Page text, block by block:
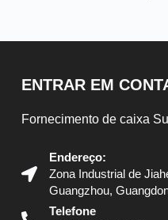
ENTRAR EM
Fornecimento de caixa
Endereço:
Zona Industrial de
Guangzhou,
Telefone